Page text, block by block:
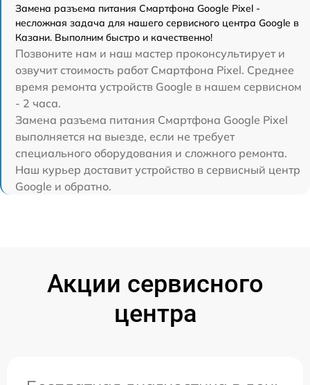
Замена разъема питания Смартфона Google Pixel -
несложная задача для нашего сервисного центра Google в
Казани. Выполним быстро и качественно!
Позвоните нам и наш мастер проконсультирует и
озвучит стоимость работ Смартфона Pixel. Среднее
время ремонта устройств Google в нашем сервисном
- 2 часа.
Замена разъема питания Смартфона Google Pixel
выполняется на выезде, если не требует
специального оборудования и сложного ремонта.
Наш курьер доставит устройство в сервисный центр
Google и обратно.
Акции сервисного
центра